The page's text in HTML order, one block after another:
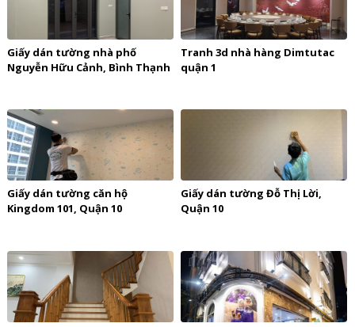
Giấy dán tường nhà phố
Nguyễn Hữu Cảnh, Bình Thạnh
Tranh 3d nhà hàng Dimtutac
quận 1
Giấy dán tường căn hộ
Kingdom 101, Quận 10
Giấy dán tường Đỗ Thị Lời,
Quận 10